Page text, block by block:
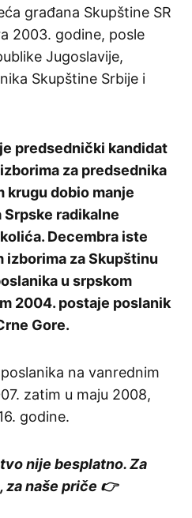
građana Skupštine SR
2003. godine, posle
Jugoslavije,
Skupštine Srbije i
predsednički kandidat
za predsednika
krugu dobio manje
radikalne
Decembra iste
izborima za Skupštinu
u srpskom
2004. postaje poslanik
Gore.
na vanrednim
zatim u maju 2008,
godine.
nije besplatno. Za
za naše priče 👉